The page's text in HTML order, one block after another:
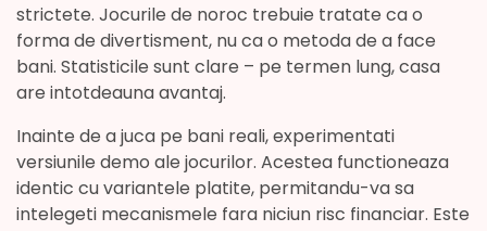
strictete. Jocurile de noroc trebuie tratate ca o
forma de divertisment, nu ca o metoda de a face
bani. Statisticile sunt clare – pe termen lung, casa
are intotdeauna avantaj.
Inainte de a juca pe bani reali, experimentati
versiunile demo ale jocurilor. Acestea functioneaza
identic cu variantele platite, permitandu-va sa
intelegeti mecanismele fara niciun risc financiar. Este